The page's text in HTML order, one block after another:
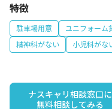
特徴
駐車場用意 ユニフォーム
精神科がない
小児科がな
ナスキャリ相談窓口に
無料相談してみる